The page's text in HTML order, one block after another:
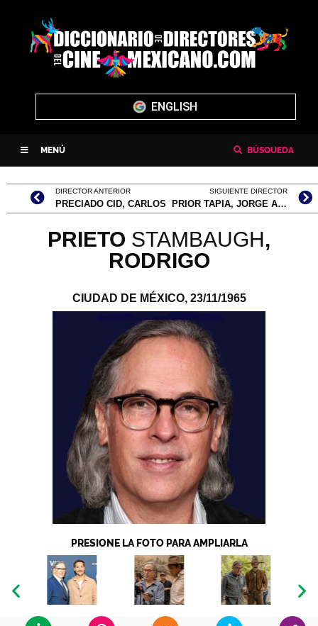
ENGLISH
MENÚ BÚSQUEDA
DIRECTOR ANTERIOR
PRECIADO CID, CARLOS
SIGUIENTE DIRECTOR
PRIOR TAPIA, JORGE ARTURO
PRIETO STAMBAUGH,
RODRIGO
CIUDAD DE MÉXICO, 23/11/1965
PRESIONE LA FOTO PARA AMPLIARLA